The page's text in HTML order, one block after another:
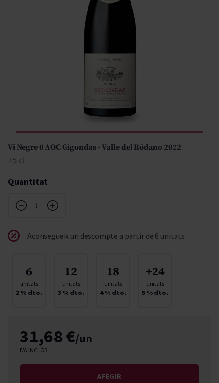
Vi Negre 0 AOC Gigondas - Valle del Ródano 2022
75 cl
Quantitat
Aconsegueix un descompte a partir de 6 unitats
6
unitats
2 % dto.
12
unitats
3 % dto.
18
unitats
4% dto.
+24
unitats
5 % dto.
31,68 €/un
IVA INCLÒS
AFEGIR